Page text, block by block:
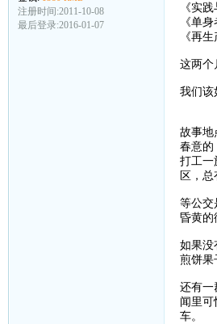
注册时间:2011-10-08
最后登录:2016-01-07
《实
《单
《再
这两个
我们该
故事地
春意的
打工一
区，
等公交
昏黄的
如果没
煎饼果
还有一
闻里
车。